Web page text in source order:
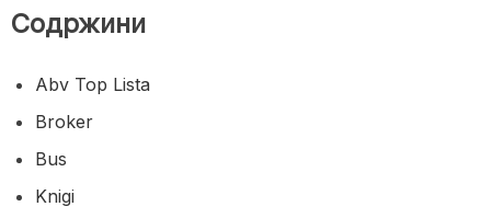
Содржини
Abv Top Lista
Broker
Bus
Knigi